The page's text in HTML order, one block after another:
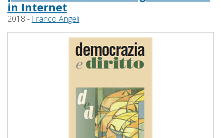
in Internet
2018 - Franco Angeli